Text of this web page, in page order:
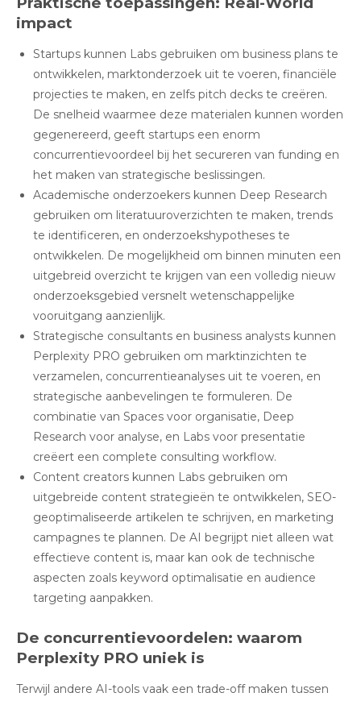
impact
Startups kunnen Labs gebruiken om business plans te
ontwikkelen, marktonderzoek uit te voeren, financiële
projecties te maken, en zelfs pitch decks te creëren.
De snelheid waarmee deze materialen kunnen worden
gegenereerd, geeft startups een enorm
concurrentievoordeel bij het secureren van funding en
het maken van strategische beslissingen.
Academische onderzoekers kunnen Deep Research
gebruiken om literatuuroverzichten te maken, trends
te identificeren, en onderzoekshypotheses te
ontwikkelen. De mogelijkheid om binnen minuten een
uitgebreid overzicht te krijgen van een volledig nieuw
onderzoeksgebied versnelt wetenschappelijke
vooruitgang aanzienlijk.
Strategische consultants en business analysts kunnen
Perplexity PRO gebruiken om marktinzichten te
verzamelen, concurrentieanalyses uit te voeren, en
strategische aanbevelingen te formuleren. De
combinatie van Spaces voor organisatie, Deep
Research voor analyse, en Labs voor presentatie
creëert een complete consulting workflow.
Content creators kunnen Labs gebruiken om
uitgebreide content strategieën te ontwikkelen, SEO-
geoptimaliseerde artikelen te schrijven, en marketing
campagnes te plannen. De AI begrijpt niet alleen wat
effectieve content is, maar kan ook de technische
aspecten zoals keyword optimalisatie en audience
targeting aanpakken.
De concurrentievoordelen: waarom
Perplexity PRO uniek is
Terwijl andere AI-tools vaak een trade-off maken tussen